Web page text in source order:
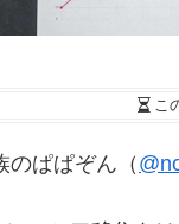
こ
のぱぱぞん（